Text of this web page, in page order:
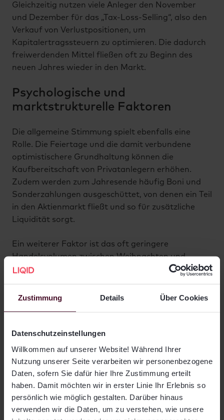
Zustimmung Details Über Cookies
Datenschutzeinstellungen
Willkommen auf unserer Website! Während Ihrer
Nutzung unserer Seite verarbeiten wir personenbezogene
Daten, sofern Sie dafür hier Ihre Zustimmung erteilt
haben. Damit möchten wir in erster Linie Ihr Erlebnis so
persönlich wie möglich gestalten. Darüber hinaus
verwenden wir die Daten, um zu verstehen, wie unsere
Gleichzeitig nutzen viele Anleger den November
und Dezember für das „Tax-Loss-Selling“, also den
Verkauf von Verlustpositionen, um
Kapitalertragssteuern zu optimieren. Die dadurch
freiwerdenden Mittel fließen oft zu Beginn des
neuen Jahres wieder in den Markt.
Psychologische und
marktstrukturelle Faktoren
Die allgemeine Stimmung spielt ebenfalls eine
Rolle. Die Feiertage und die damit verbundene
optimistischere Grundhaltung können die
Kaufbereitschaft von Privatanlegern erhöhen.
Zudem werden zum Jahresende häufig Boni und
Sonderzahlungen ausgeschüttet, von denen ein Teil
in den Aktienmarkt fließt und so für zusätzliche
Liquidität sorgt.
Ein weiterer Faktor ist das oft geringere
Handelsvolumen zwischen Weihnachten und
Neujahr, da viele institutionelle Händler im Urlaub
bereits kleinere Kaufaufträge zu stärkeren
Chancen und Risiken: Was
sollten Anleger beachten?
Das Wissen um die statistische Wahrscheinlichkeit
einer Jahresendrally verleitet manche Anleger zu
kurzfristigen, taktischen Manövern. Doch wie bei
jedem Versuch des Market Timings stehen